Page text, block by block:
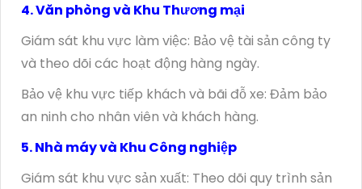
4. Văn phòng và Khu Thương mại
Giám sát khu vực làm việc: Bảo vệ tài sản công ty
và theo dõi các hoạt động hàng ngày.
Bảo vệ khu vực tiếp khách và bãi đỗ xe: Đảm bảo
an ninh cho nhân viên và khách hàng.
5. Nhà máy và Khu Công nghiệp
Giám sát khu vực sản xuất: Theo dõi quy trình sản